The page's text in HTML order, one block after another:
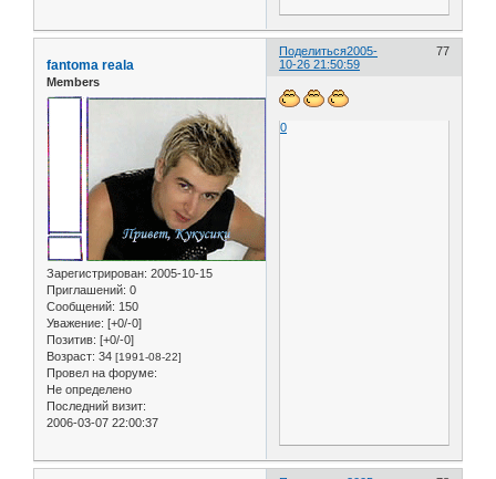
Поделиться 77
2005-
10-26 21:50:59
fantoma reala
Members
Зарегистрирован: 2005-10-15
Приглашений: 0
Сообщений: 150
Уважение: [+0/-0]
Позитив: [+0/-0]
Возраст: 34 [1991-08-22]
Провел на форуме:
Не определено
Последний визит:
2006-03-07 22:00:37
0